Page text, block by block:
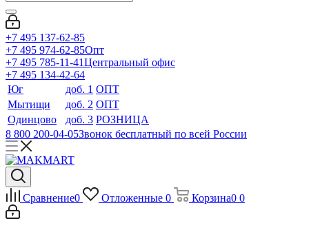
+7 495 137-62-85
+7 495 974-62-85Опт
+7 495 785-11-41Центральный офис
+7 495 134-42-64
Юг
доб. 1 ОПТ
Мытищи
доб. 2 ОПТ
Одинцово
доб. 3 РОЗНИЦА
8 800 200-04-05Звонок бесплатный по всей России
Сравнение0 Отложенные 0 Корзина0 0